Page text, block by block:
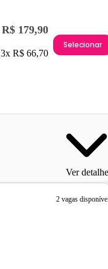
R$ 179,90
3x R$ 66,70
Selecionar
Ver
2 vagas